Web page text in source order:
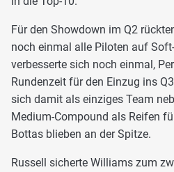
Für den Showdown im Q2
noch einmal alle Piloten auf
verbesserte sich noch einmal,
Rundenzeit für den Einzug ins
sich damit als einziges Team
Medium-Compound als Reifen
Bottas blieben an der Spitze.
Russell sicherte Williams zum